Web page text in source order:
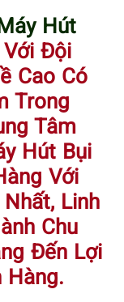
Hút
Với Đội
Cao Có
Trong
Tâm
Hút Bụi
Với
Linh
Chu
Đến Lợi
Hàng.